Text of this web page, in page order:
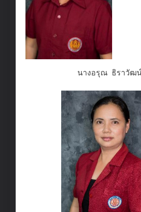
นางอรุณ ธิราวัฒ